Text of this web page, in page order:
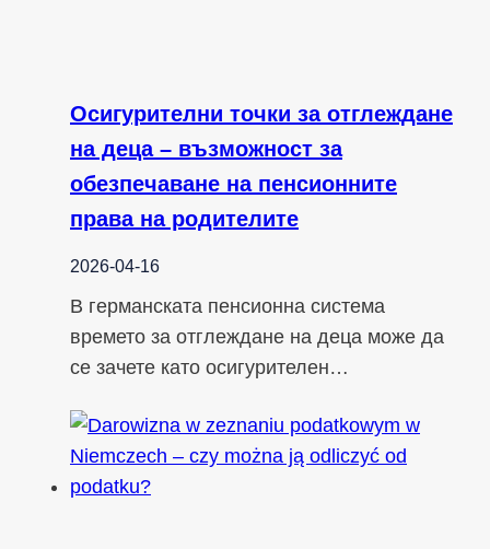
Осигурителни точки за отглеждане
на деца – възможност за
обезпечаване на пенсионните
права на родителите
2026-04-16
В германската пенсионна система
времето за отглеждане на деца може да
се зачете като осигурителен…